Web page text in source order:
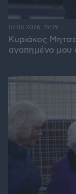
Κυριάκος
αγαπημένο μου
07.08.2026, 19:39